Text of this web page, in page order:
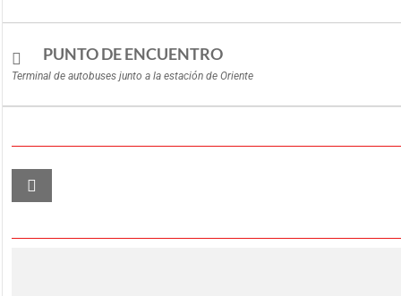
PUNTO DE ENCUENTRO
Terminal de autobuses junto a la estación de Oriente